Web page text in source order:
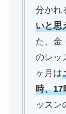
分かれ
いと思
た、金
のレッ
ヶ月は
時、17
ッスン